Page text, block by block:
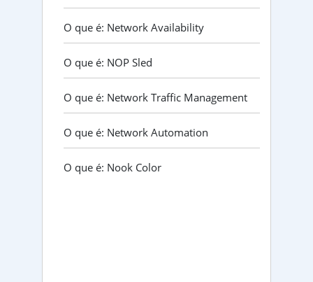
O que é: Network Availability
O que é: NOP Sled
O que é: Network Traffic Management
O que é: Network Automation
O que é: Nook Color